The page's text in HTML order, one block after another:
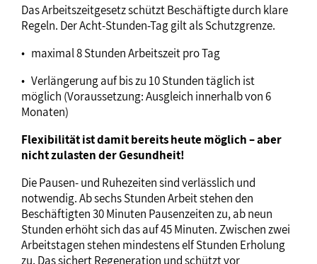
Das Arbeitszeitgesetz schützt Beschäftigte durch klare
Regeln. Der Acht-Stunden-Tag gilt als Schutzgrenze.
• maximal 8 Stunden Arbeitszeit pro Tag
• Verlängerung auf bis zu 10 Stunden täglich ist
möglich (Voraussetzung: Ausgleich innerhalb von 6
Monaten)
Flexibilität ist damit bereits heute möglich – aber
nicht zulasten der Gesundheit!
Die Pausen- und Ruhezeiten sind verlässlich und
notwendig. Ab sechs Stunden Arbeit stehen den
Beschäftigten 30 Minuten Pausenzeiten zu, ab neun
Stunden erhöht sich das auf 45 Minuten. Zwischen zwei
Arbeitstagen stehen mindestens elf Stunden Erholung
zu. Das sichert Regeneration und schützt vor